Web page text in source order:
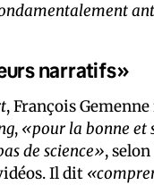
narratifs»
, François
, «pour la bonne et
de science»,
Il dit